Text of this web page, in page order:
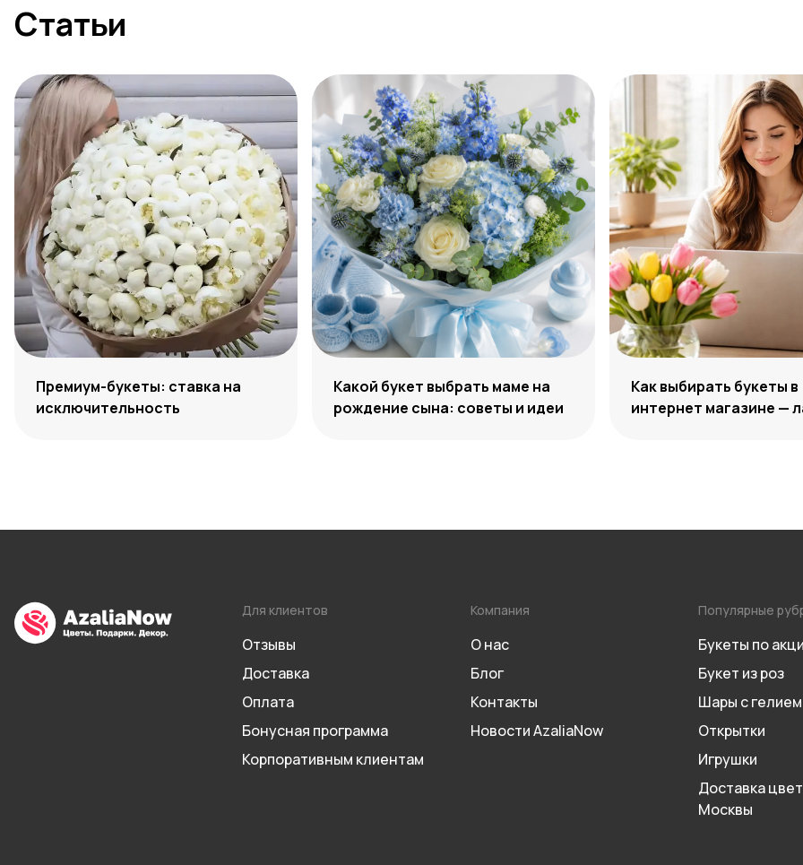
Статьи
Премиум-букеты: ставка на
исключительность
Какой букет выбрать маме на
рождение сына: советы и идеи
Как выбирать букеты в
интернет магазине —
Для клиентов
Отзывы
Доставка
Оплата
Бонусная программа
Корпоративным клиентам
Компания
О нас
Блог
Контакты
Новости AzaliaNow
Популярные
Букеты по
Букет из роз
Шары с гелием
Открытки
Игрушки
Доставка
Москвы